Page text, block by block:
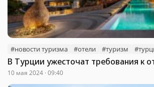
#новости туризма #отели #туризм
В Турции ужесточат требования к
10 мая 2024 · 09:40